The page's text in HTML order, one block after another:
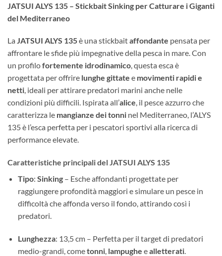
JATSUI ALYS 135 – Stickbait Sinking per Catturare i Giganti
del Mediterraneo
La JATSUI ALYS 135è una stickbaitaffondante pensata per
affrontare le sfide più impegnative della pesca in mare. Con
un profilofortemente idrodinamico, questa esca è
progettata per offrire lunghe gittate e movimenti rapidi e
netti, ideali per attirare predatori marini anche nelle
condizioni più difficili. Ispirata all’alice, il pesce azzurro che
caratterizza le mangianze dei tonni nel Mediterraneo, l’ALYS
135 è l’esca perfetta per i pescatori sportivi alla ricerca di
performance elevate.
Caratteristiche principali del JATSUI ALYS 135
Tipo: Sinking– Esche affondanti progettate per
raggiungere profondità maggiori e simulare un pesce in
difficoltà che affonda verso il fondo, attirando così i
predatori.
Lunghezza: 13,5 cm – Perfetta per il target di predatori
medio-grandi, cometonni, lampughe ealletterati.